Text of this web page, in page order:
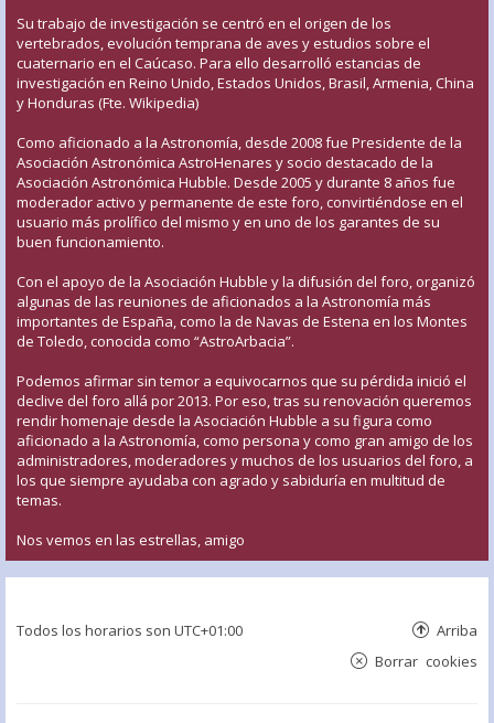
Su trabajo de investigación se centró en el origen de los
vertebrados, evolución temprana de aves y estudios sobre el
cuaternario en el Caúcaso. Para ello desarrolló estancias de
investigación en Reino Unido, Estados Unidos, Brasil, Armenia, China
y Honduras (Fte. Wikipedia)
Como aficionado a la Astronomía, desde 2008 fue Presidente de la
Asociación Astronómica AstroHenares y socio destacado de la
Asociación Astronómica Hubble. Desde 2005 y durante 8 años fue
moderador activo y permanente de este foro, convirtiéndose en el
usuario más prolífico del mismo y en uno de los garantes de su
buen funcionamiento.
Con el apoyo de la Asociación Hubble y la difusión del foro, organizó
algunas de las reuniones de aficionados a la Astronomía más
importantes de España, como la de Navas de Estena en los Montes
de Toledo, conocida como “AstroArbacia”.
Podemos afirmar sin temor a equivocarnos que su pérdida inició el
declive del foro allá por 2013. Por eso, tras su renovación queremos
rendir homenaje desde la Asociación Hubble a su figura como
aficionado a la Astronomía, como persona y como gran amigo de los
administradores, moderadores y muchos de los usuarios del foro, a
los que siempre ayudaba con agrado y sabiduría en multitud de
temas.
Nos vemos en las estrellas, amigo
Todos los horarios son UTC+01:00 Arriba
Borrar cookies